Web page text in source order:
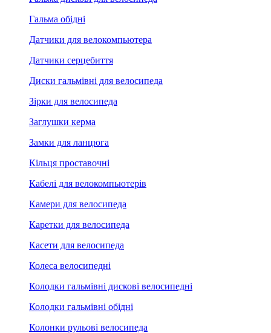
Гальма обідні
Датчики для велокомпьютера
Датчики серцебиття
Диски гальмівні для велосипеда
Зірки для велосипеда
Заглушки керма
Замки для ланцюга
Кільця проставочні
Кабелі для велокомпьютерів
Камери для велосипеда
Каретки для велосипеда
Касети для велосипеда
Колеса велосипедні
Колодки гальмівні дискові велосипедні
Колодки гальмівні обідні
Колонки рульові велосипеда